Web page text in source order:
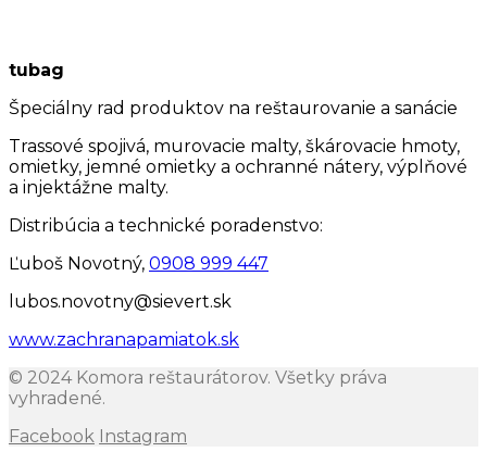
tubag
Špeciálny rad produktov na reštaurovanie a sanácie
Trassové spojivá, murovacie malty, škárovacie hmoty,
omietky, jemné omietky a ochranné nátery, výplňové
a injektážne malty.
Distribúcia a technické poradenstvo:
Ľuboš Novotný, 0908 999 447
lubos.novotny@sievert.sk
www.zachranapamiatok.sk
© 2024 Komora reštaurátorov. Všetky práva
vyhradené.
Facebook Instagram